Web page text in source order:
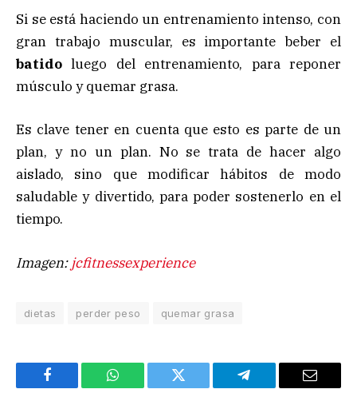
Si se está haciendo un entrenamiento intenso, con
gran trabajo muscular, es importante beber el
batido luego del entrenamiento, para reponer
músculo y quemar grasa.
Es clave tener en cuenta que esto es parte de un
plan, y no un plan. No se trata de hacer algo
aislado, sino que modificar hábitos de modo
saludable y divertido, para poder sostenerlo en el
tiempo.
Imagen: jcfitnessexperience
dietas perder peso quemar grasa
Facebook WhatsApp Twitter Telegram Email